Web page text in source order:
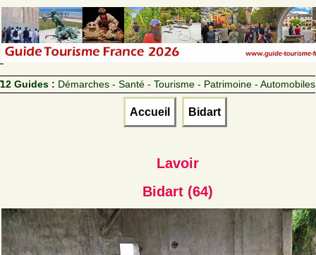
12 Guides : Démarches - Santé - Tourisme - Patrimoine - Automobiles
Accueil Bidart
Lavoir
Bidart (64)